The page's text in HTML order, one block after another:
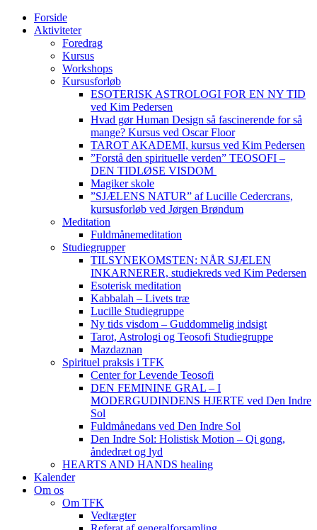
Forside
Aktiviteter
Foredrag
Kursus
Workshops
Kursusforløb
ESOTERISK ASTROLOGI FOR EN NY TID
ved Kim Pedersen
Hvad gør Human Design så fascinerende for så
mange? Kursus ved Oscar Floor
TAROT AKADEMI, kursus ved Kim Pedersen
”Forstå den spirituelle verden” TEOSOFI –
DEN TIDLØSE VISDOM
Magiker skole
”SJÆLENS NATUR” af Lucille Cedercrans,
kursusforløb ved Jørgen Brøndum
Meditation
Fuldmånemeditation
Studiegrupper
TILSYNEKOMSTEN: NÅR SJÆLEN
INKARNERER, studiekreds ved Kim Pedersen
Esoterisk meditation
Kabbalah – Livets træ
Lucille Studiegruppe
Ny tids visdom – Guddommelig indsigt
Tarot, Astrologi og Teosofi Studiegruppe
Mazdaznan
Spirituel praksis i TFK
Center for Levende Teosofi
DEN FEMININE GRAL – I
MODERGUDINDENS HJERTE ved Den Indre
Sol
Fuldmånedans ved Den Indre Sol
Den Indre Sol: Holistisk Motion – Qi gong,
åndedræt og lyd
HEARTS AND HANDS healing
Kalender
Om os
Om TFK
Vedtægter